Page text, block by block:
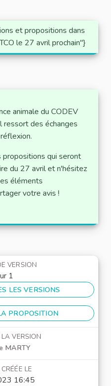
et propositions dans
le 27 avril prochain"}
animale du CODEV
des échanges
propositions qui seront
du 27 avril et n'hésitez
éléments
votre avis !
VERSION
1
LES VERSIONS
PROPOSITION
VERSION
MARTY
LE
16:45